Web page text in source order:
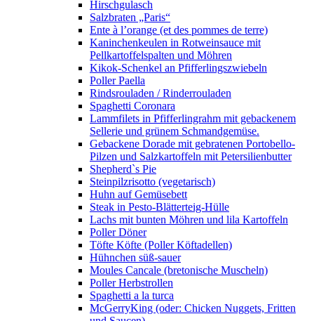
Hirschgulasch
Salzbraten „Paris“
Ente à l’orange (et des pommes de terre)
Kaninchenkeulen in Rotweinsauce mit
Pellkartoffelspalten und Möhren
Kikok-Schenkel an Pfifferlingszwiebeln
Poller Paella
Rindsrouladen / Rinderrouladen
Spaghetti Coronara
Lammfilets in Pfifferlingrahm mit gebackenem
Sellerie und grünem Schmandgemüse.
Gebackene Dorade mit gebratenen Portobello-
Pilzen und Salzkartoffeln mit Petersilienbutter
Shepherd`s Pie
Steinpilzrisotto (vegetarisch)
Huhn auf Gemüsebett
Steak in Pesto-Blätterteig-Hülle
Lachs mit bunten Möhren und lila Kartoffeln
Poller Döner
Töfte Köfte (Poller Köftadellen)
Hühnchen süß-sauer
Moules Cancale (bretonische Muscheln)
Poller Herbstrollen
Spaghetti a la turca
McGerryKing (oder: Chicken Nuggets, Fritten